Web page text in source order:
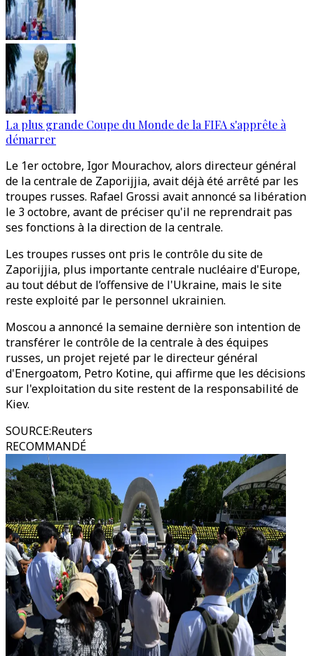
La plus grande Coupe du Monde de la FIFA s'apprête à
démarrer
Le 1er octobre, Igor Mourachov, alors directeur général
de la centrale de Zaporijjia, avait déjà été arrêté par les
troupes russes. Rafael Grossi avait annoncé sa libération
le 3 octobre, avant de préciser qu'il ne reprendrait pas
ses fonctions à la direction de la centrale.
Les troupes russes ont pris le contrôle du site de
Zaporijjia, plus importante centrale nucléaire d'Europe,
au tout début de l’offensive de l'Ukraine, mais le site
reste exploité par le personnel ukrainien.
Moscou a annoncé la semaine dernière son intention de
transférer le contrôle de la centrale à des équipes
russes, un projet rejeté par le directeur général
d'Energoatom, Petro Kotine, qui affirme que les décisions
sur l'exploitation du site restent de la responsabilité de
Kiev.
SOURCE:Reuters
RECOMMANDÉ